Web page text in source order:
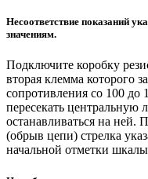
Несоответствие показаний
значениям.
Подключите коробку
вторая клемма которого
сопротивления со 100 до
пересекать центральную
останавливаться на ней.
(обрыв цепи) стрелка
начальной отметки